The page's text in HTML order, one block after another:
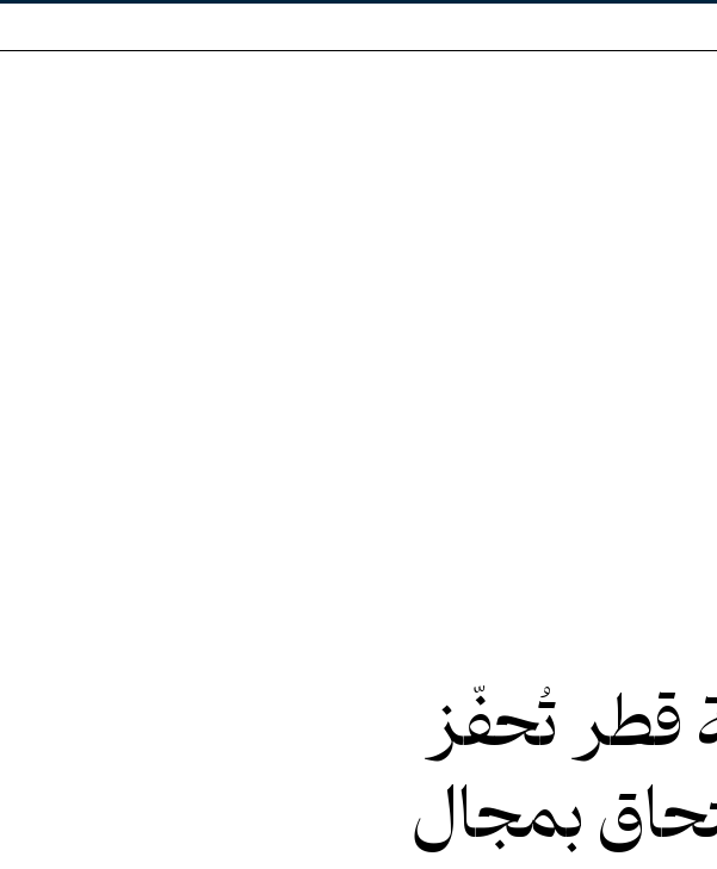
تُحفّز
بمجال